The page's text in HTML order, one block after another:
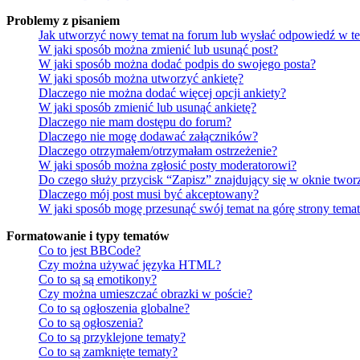
Problemy z pisaniem
Jak utworzyć nowy temat na forum lub wysłać odpowiedź w
W jaki sposób można zmienić lub usunąć post?
W jaki sposób można dodać podpis do swojego posta?
W jaki sposób można utworzyć ankietę?
Dlaczego nie można dodać więcej opcji ankiety?
W jaki sposób zmienić lub usunąć ankietę?
Dlaczego nie mam dostępu do forum?
Dlaczego nie mogę dodawać załączników?
Dlaczego otrzymałem/otrzymałam ostrzeżenie?
W jaki sposób można zgłosić posty moderatorowi?
Do czego służy przycisk “Zapisz” znajdujący się w oknie
Dlaczego mój post musi być akceptowany?
W jaki sposób mogę przesunąć swój temat na górę strony
Formatowanie i typy tematów
Co to jest BBCode?
Czy można używać języka HTML?
Co to są są emotikony?
Czy można umieszczać obrazki w poście?
Co to są ogłoszenia globalne?
Co to są ogłoszenia?
Co to są przyklejone tematy?
Co to są zamknięte tematy?